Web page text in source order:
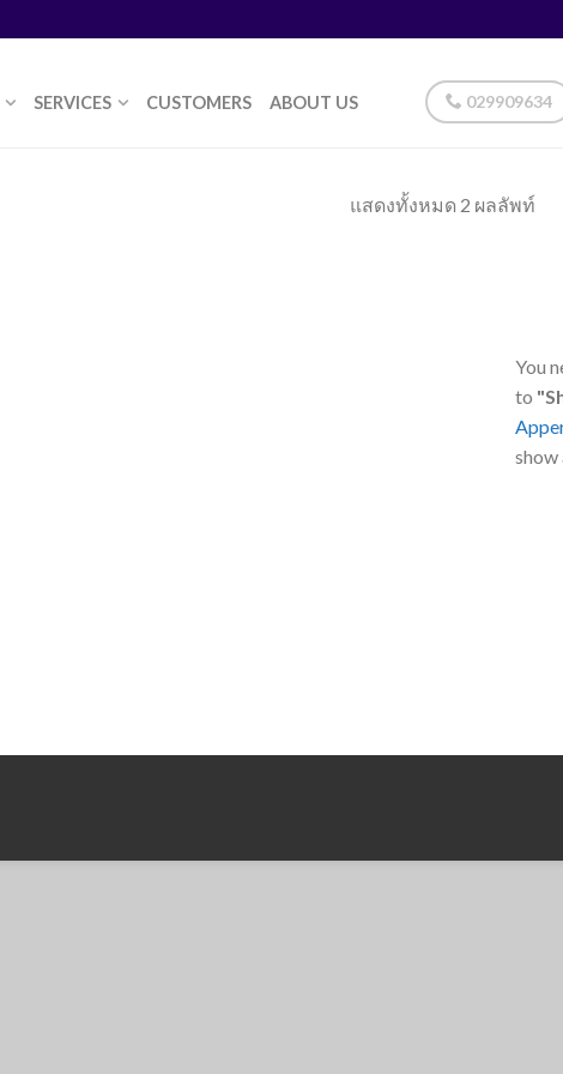
SERVICES CUSTOMERS ABOUT US 029909634
แสดงทั้งหมด 2 ผลลัพท์
You
to
show